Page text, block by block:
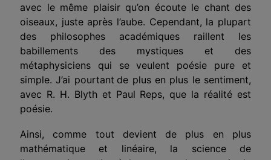
avec le même plaisir qu’on écoute le chant des
oiseaux, juste après l’aube. Cependant, la plupart
des philosophes académiques raillent les
babillements des mystiques et des
métaphysiciens qui se veulent poésie pure et
simple. J’ai pourtant de plus en plus le sentiment,
avec R. H. Blyth et Paul Reps, que la réalité est
poésie.
Ainsi, comme tout devient de plus en plus
mathématique et linéaire, la science de